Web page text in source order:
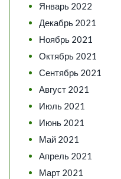
Январь 2022
Декабрь 2021
Ноябрь 2021
Октябрь 2021
Сентябрь 2021
Август 2021
Июль 2021
Июнь 2021
Май 2021
Апрель 2021
Март 2021